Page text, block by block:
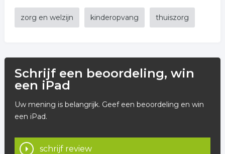
zorg en welzijn kinderopvang thuiszorg
Schrijf een beoordeling, win
een iPad
Uw mening is belangrijk. Geef een beoordeling en win
een iPad.
schrijf review